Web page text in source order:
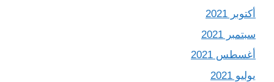
أكتوبر 2021
سبتمبر 2021
أغسطس 2021
يوليو 2021